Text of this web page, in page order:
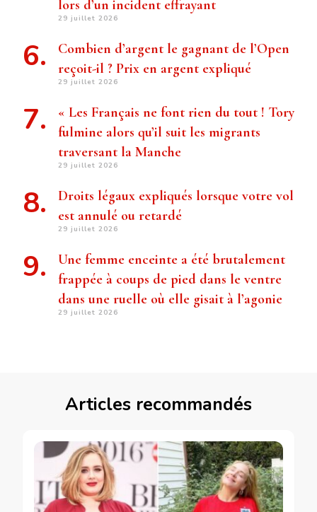
lors d’un incident effrayant
29 juillet 2026
Combien d’argent le gagnant de l’Open
reçoit-il ? Prix ​​en argent expliqué
29 juillet 2026
« Les Français ne font rien du tout ! Tory
fulmine alors qu’il suit les migrants
traversant la Manche
29 juillet 2026
Droits légaux expliqués lorsque votre vol
est annulé ou retardé
29 juillet 2026
Une femme enceinte a été brutalement
frappée à coups de pied dans le ventre
dans une ruelle où elle gisait à l’agonie
29 juillet 2026
Articles recommandés